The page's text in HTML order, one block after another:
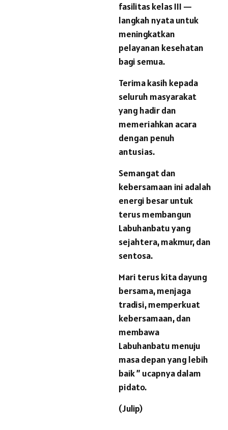
fasilitas kelas III —
langkah nyata untuk
meningkatkan
pelayanan kesehatan
bagi semua.
Terima kasih kepada
seluruh masyarakat
yang hadir dan
memeriahkan acara
dengan penuh
antusias.
Semangat dan
kebersamaan ini adalah
energi besar untuk
terus membangun
Labuhanbatu yang
sejahtera, makmur, dan
sentosa.
Mari terus kita dayung
bersama, menjaga
tradisi, memperkuat
kebersamaan, dan
membawa
Labuhanbatu menuju
masa depan yang lebih
baik ” ucapnya dalam
pidato.
(Julip)